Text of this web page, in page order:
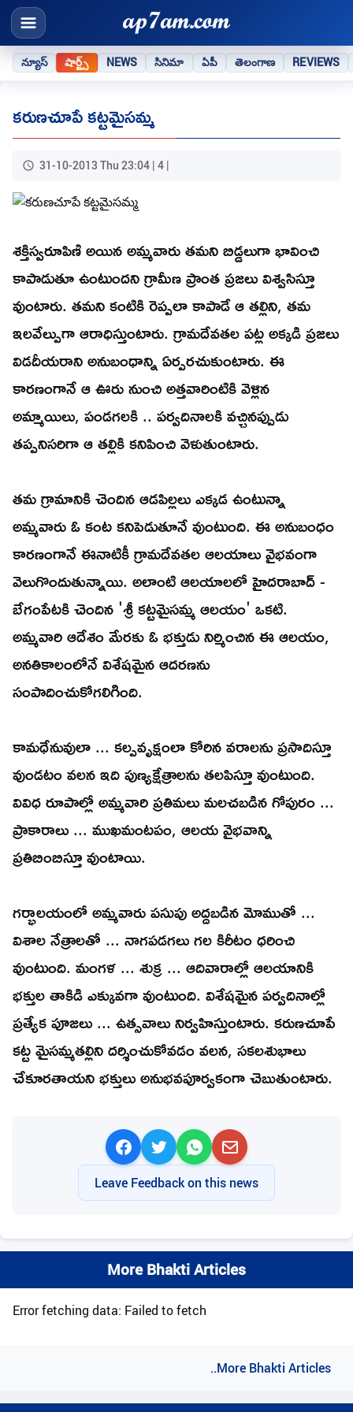
న్యూస్ షార్ట్స్ NEWS సినిమా ఏపీ తెలంగాణ REVIEWS
కరుణచూపే కట్టమైసమ్మ
31-10-2013 Thu 23:04 | 4 |
శక్తిస్వరూపిణి అయిన అమ్మవారు తమని బిడ్డలుగా భావించి
కాపాడుతూ ఉంటుందని గ్రామీణ ప్రాంత ప్రజలు విశ్వసిస్తూ
వుంటారు. తమని కంటికి రెప్పలా కాపాడే ఆ తల్లిని, తమ
ఇలవేల్పుగా ఆరాధిస్తుంటారు. గ్రామదేవతల పట్ల అక్కడి ప్రజలు
విడదీయరాని అనుబంధాన్ని ఏర్పరచుకుంటారు. ఈ
కారణంగానే ఆ ఊరు నుంచి అత్తవారింటికి వెళ్లిన
అమ్మాయిలు, పండగలకి .. పర్వదినాలకి వచ్చినప్పుడు
తప్పనిసరిగా ఆ తల్లికి కనిపించి వెళుతుంటారు.
తమ గ్రామానికి చెందిన ఆడపిల్లలు ఎక్కడ ఉంటున్నా
అమ్మవారు ఓ కంట కనిపెడుతూనే వుంటుంది. ఈ అనుబంధం
కారణంగానే ఈనాటికీ గ్రామదేవతల ఆలయాలు వైభవంగా
వెలుగొందుతున్నాయి. అలాంటి ఆలయాలలో హైదరాబాద్ -
బేగంపేటకి చెందిన 'శ్రీ కట్టమైసమ్మ ఆలయం' ఒకటి.
అమ్మవారి ఆదేశం మేరకు ఓ భక్తుడు నిర్మించిన ఈ ఆలయం,
అనతికాలంలోనే విశేషమైన ఆదరణను
సంపాదించుకోగలిగింది.
కామధేనువులా ... కల్పవృక్షంలా కోరిన వరాలను ప్రసాదిస్తూ
వుండటం వలన ఇది పుణ్యక్షేత్రాలను తలపిస్తూ వుంటుంది.
వివిధ రూపాల్లో అమ్మవారి ప్రతిమలు మలచబడిన గోపురం ...
ప్రాకారాలు ... ముఖమంటపం, ఆలయ వైభవాన్ని
ప్రతిబింబిస్తూ వుంటాయి.
గర్భాలయంలో అమ్మవారు పసుపు అద్దబడిన మోముతో ...
విశాల నేత్రాలతో ... నాగపడగలు గల కిరీటం ధరించి
వుంటుంది. మంగళ ... శుక్ర ... ఆదివారాల్లో ఆలయానికి
భక్తుల తాకిడి ఎక్కువగా వుంటుంది. విశేషమైన పర్వదినాల్లో
ప్రత్యేక పూజలు ... ఉత్సవాలు నిర్వహిస్తుంటారు. కరుణచూపే
కట్ట మైసమ్మతల్లిని దర్శించుకోవడం వలన, సకలశుభాలు
చేకూరతాయని భక్తులు అనుభవపూర్వకంగా చెబుతుంటారు.
Leave Feedback on this news
More Bhakti Articles
Error fetching data: Failed to fetch
..More Bhakti Articles